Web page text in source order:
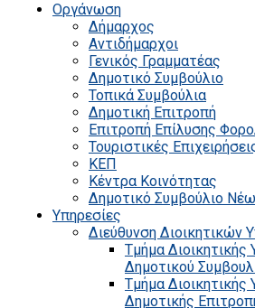
Οργάνωση
Δήμαρχος
Αντιδήμαρχοι
Γενικός Γραμματέας
Δημοτικό Συμβούλιο
Τοπικά Συμβούλια
Δημοτική Επιτροπή
Επιτροπή Επίλυσης
Τουριστικές
ΚΕΠ
Κέντρα Κοινότητας
Δημοτικό Συμβούλιο
Υπηρεσίες
Διεύθυνση Διοικητικών
Τμήμα Διοικητικής
Δημοτικού
Τμήμα Διοικητικής
Δημοτικής